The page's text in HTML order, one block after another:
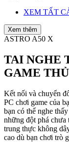
XEM TẤT
Xem thêm
ASTRO A50 X
TAI NGHE
GAME
Kết nối và chuyển
PC chơi game của
bạn có thể nghe
những đột phá chưa
trung thực không
cao dù bạn chơi trò